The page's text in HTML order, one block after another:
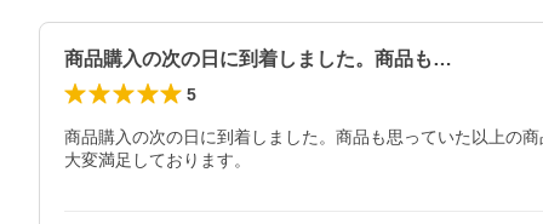
商品購入の次の日に到着しました。商品も…
5
商品購入の次の日に到着しました。商品も思っていた以上の
大変満足しております。